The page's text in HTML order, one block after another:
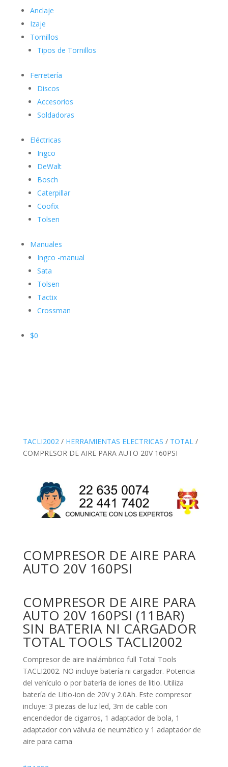
Anclaje
Izaje
Tornillos
Tipos de Tornillos
Ferretería
Discos
Accesorios
Soldadoras
Eléctricas
Ingco
DeWalt
Bosch
Caterpillar
Coofix
Tolsen
Manuales
Ingco -manual
Sata
Tolsen
Tactix
Crossman
$0
TACLI2002/ HERRAMIENTAS ELECTRICAS / TOTAL/
COMPRESOR DE AIRE PARA AUTO 20V 160PSI
COMPRESOR DE AIRE PARA
AUTO 20V 160PSI
COMPRESOR DE AIRE PARA
AUTO 20V 160PSI (11BAR)
SIN BATERIA NI CARGADOR
TOTAL TOOLS TACLI2002
Compresor de aire inalámbrico full Total Tools
TACLI2002. NO incluye batería ni cargador. Potencia
del vehículo o por batería de iones de litio. Utiliza
batería de Litio-ion de 20V y 2.0Ah. Este compresor
incluye: 3 piezas de luz led, 3m de cable con
encendedor de cigarros, 1 adaptador de bola, 1
adaptador con válvula de neumático y 1 adaptador de
aire para cama